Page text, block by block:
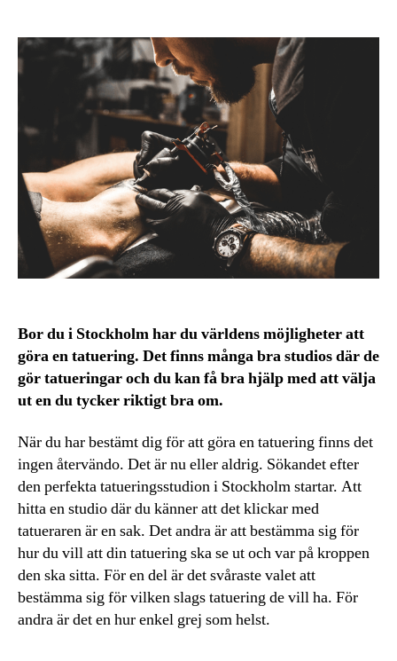
Bor du i Stockholm har du världens möjligheter att
göra en tatuering. Det finns många bra studios där de
gör tatueringar och du kan få bra hjälp med att välja
ut en du tycker riktigt bra om.
När du har bestämt dig för att göra en tatuering finns det
ingen återvändo. Det är nu eller aldrig. Sökandet efter
den perfekta tatueringsstudion i Stockholm startar. Att
hitta en studio där du känner att det klickar med
tatueraren är en sak. Det andra är att bestämma sig för
hur du vill att din tatuering ska se ut och var på kroppen
den ska sitta. För en del är det svåraste valet att
bestämma sig för vilken slags tatuering de vill ha. För
andra är det en hur enkel grej som helst.